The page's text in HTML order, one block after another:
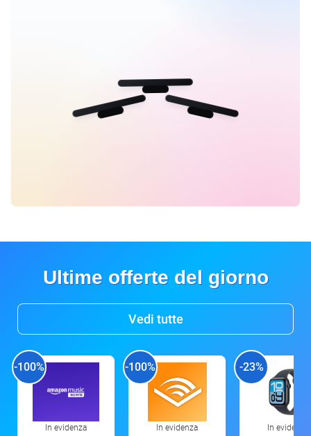
Ultime offerte del giorno
Vedi tutte
-100%
In evidenza
-100%
In evidenza
-23%
In evidenza